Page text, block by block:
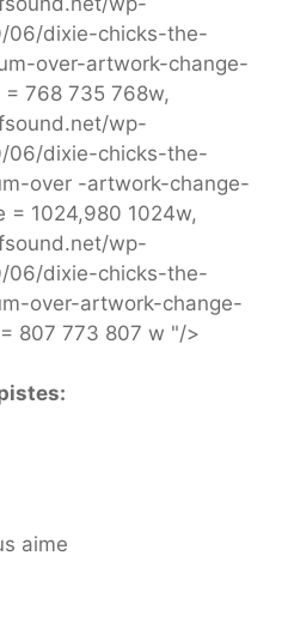
06/dixie-chicks-the-
over-artwork-change-
= 768 735 768w,
wp-
06/dixie-chicks-the-
over -artwork-change-
= 1024,980 1024w,
wp-
06/dixie-chicks-the-
over-artwork-change-
807 773 807 w "/>
aime